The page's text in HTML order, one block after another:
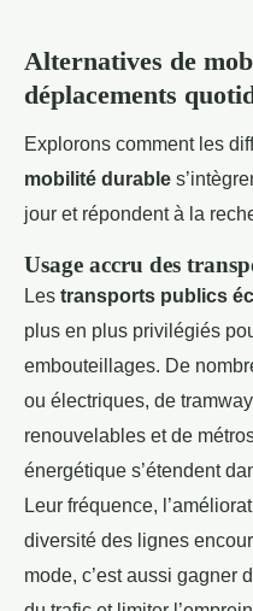
Alternatives de
déplacements
Explorons comment les
mobilité durable
jour et répondent à la
Usage accru des
Les transports publics
plus en plus privilégiés
embouteillages. De
ou électriques, de
renouvelables et de
énergétique s’étendent
Leur fréquence,
diversité des lignes
mode, c’est aussi gagner